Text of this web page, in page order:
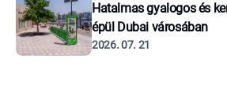
Hatalmas gyalogos és
épül Dubai városában
2026. 07. 21